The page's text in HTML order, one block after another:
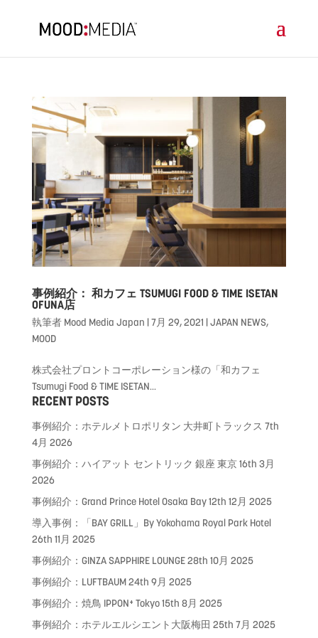
事例紹介： 和カフェ TSUMUGI FOOD & TIME ISETAN
OFUNA店
執筆者 Mood Media Japan |7月 29, 2021 |JAPAN NEWS,
MOOD
株式会社プロントコーポレーション様の「和カフェ
Tsumugi Food & TIME ISETAN...
RECENT POSTS
事例紹介：ホテルメトロポリタン 大井町トラックス 7th
4月 2026
事例紹介：ハイアット セントリック 銀座 東京16th 3月
2026
事例紹介：Grand Prince Hotel Osaka Bay12th 12月 2025
導入事例：「BAY GRILL」By Yokohama Royal Park Hotel
26th 11月 2025
事例紹介：GINZA SAPPHIRE LOUNGE28th 10月 2025
事例紹介：LUFTBAUM24th 9月 2025
事例紹介：焼鳥 IPPON⁺ Tokyo15th 8月 2025
事例紹介：ホテルエルシエント大阪梅田 25th 7月 2025